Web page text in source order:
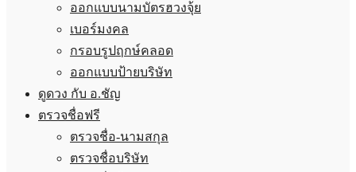
ออกแบบนามบัตรฮวงจุ้ย
เบอร์มงคล
กรอบรูปฤกษ์คลอด
ออกแบบป้ายบริษัท
ดูดวง กับ อ.ชัญ
ตรวจชื่อฟรี
ตรวจชื่อ-นามสกุล
ตรวจชื่อบริษัท